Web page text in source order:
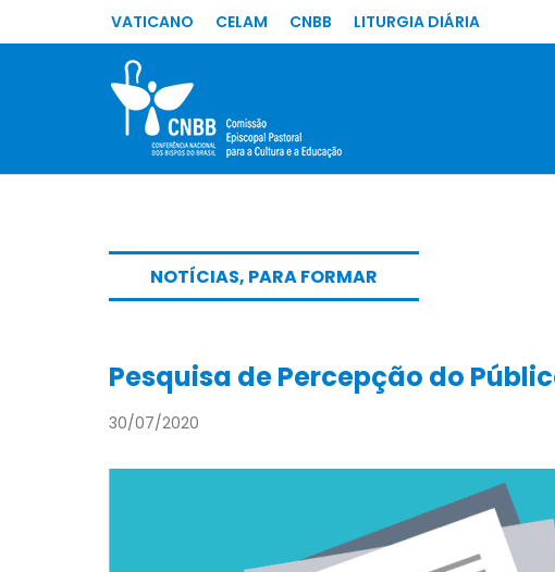
VATICANO CELAM CNBB LITURGIA DIÁRIA
NOTÍCIAS, PARA FORMAR
Pesquisa de Percepção do
30/07/2020